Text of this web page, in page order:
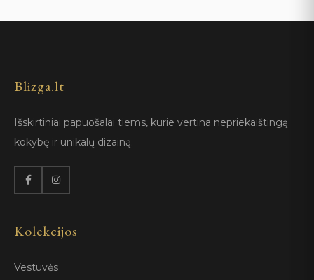
Blizga.lt
Išskirtiniai papuošalai tiems, kurie vertina nepriekaištingą
kokybę ir unikalų dizainą.
Kolekcijos
Vestuvės